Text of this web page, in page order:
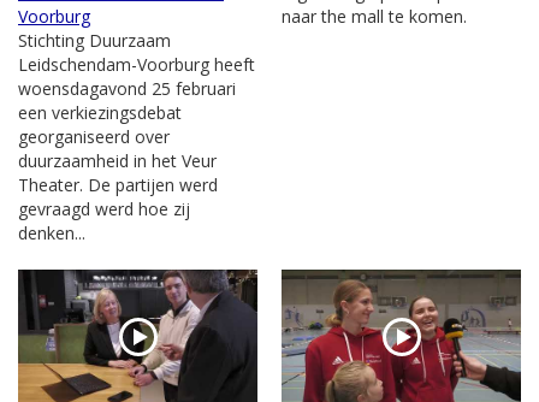
Voorburg
Stichting Duurzaam
Leidschendam-Voorburg heeft
woensdagavond 25 februari
een verkiezingsdebat
georganiseerd over
duurzaamheid in het Veur
Theater. De partijen werd
gevraagd werd hoe zij
denken...
naar the mall te komen.